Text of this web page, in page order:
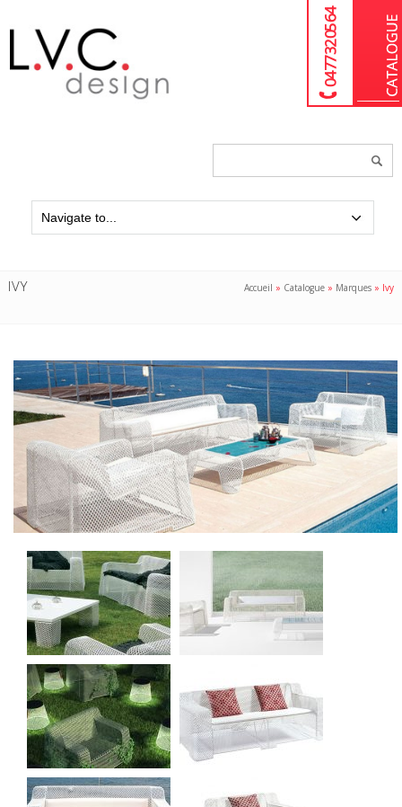
04 77 32 05 64
IVY Accueil » Catalogue » Marques » Ivy